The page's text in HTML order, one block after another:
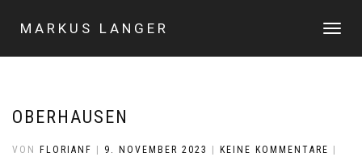
MARKUS LANGER
OBERHAUSEN
VON FLORIANF 9. NOVEMBER 2023 KEINE KOMMENTARE